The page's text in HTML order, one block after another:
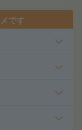
です